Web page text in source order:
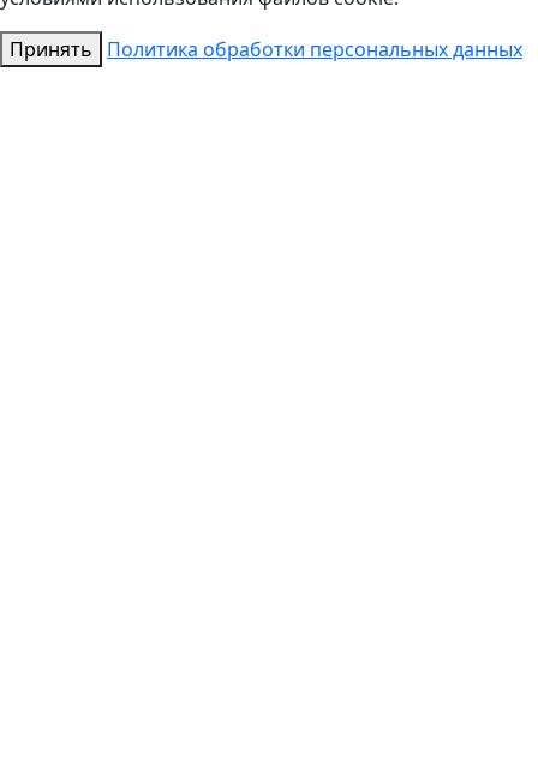
Принять
Политика обработки персональных данных